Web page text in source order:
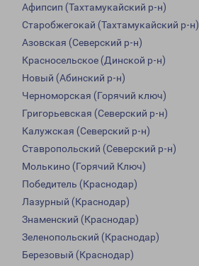
Афипсип (Тахтамукайский р-н)
Старобжегокай (Тахтамукайский р-н)
Азовская (Северский р-н)
Красносельское (Динской р-н)
Новый (Абинский р-н)
Черноморская (Горячий ключ)
Григорьевская (Северский р-н)
Калужская (Северский р-н)
Ставропольский (Северский р-н)
Молькино (Горячий Ключ)
Победитель (Краснодар)
Лазурный (Краснодар)
Знаменский (Краснодар)
Зеленопольский (Краснодар)
Березовый (Краснодар)